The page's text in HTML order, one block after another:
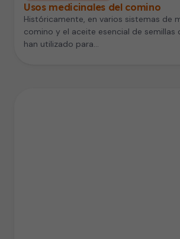
Usos medicinales del comino
Históricamente, en varios sistemas de
comino y el aceite esencial de semillas
han utilizado para…